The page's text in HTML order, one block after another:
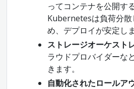
ってコンテナを公開す
Kubernetesは負荷分散
め、デプロイが安定しま
ストレージオーケスト
ラウドプロバイダーな
きます。
自動化されたロールア